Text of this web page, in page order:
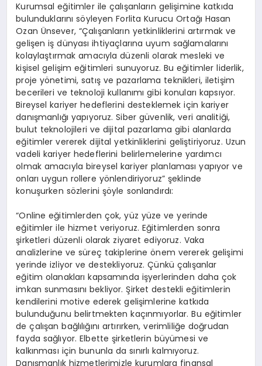
Kurumsal eğitimler ile çalışanların gelişimine katkıda
bulunduklarını söyleyen Forlita Kurucu Ortağı Hasan
Ozan Ünsever, “Çalışanların yetkinliklerini artırmak ve
gelişen iş dünyası ihtiyaçlarına uyum sağlamalarını
kolaylaştırmak amacıyla düzenli olarak mesleki ve
kişisel gelişim eğitimleri sunuyoruz. Bu eğitimler liderlik,
proje yönetimi, satış ve pazarlama teknikleri, iletişim
becerileri ve teknoloji kullanımı gibi konuları kapsıyor.
Bireysel kariyer hedeflerini desteklemek için kariyer
danışmanlığı yapıyoruz. Siber güvenlik, veri analitiği,
bulut teknolojileri ve dijital pazarlama gibi alanlarda
eğitimler vererek dijital yetkinliklerini geliştiriyoruz. Uzun
vadeli kariyer hedeflerini belirlemelerine yardımcı
olmak amacıyla bireysel kariyer planlaması yapıyor ve
onları uygun rollere yönlendiriyoruz” şeklinde
konuşurken sözlerini şöyle sonlandırdı:
“Online eğitimlerden çok, yüz yüze ve yerinde
eğitimler ile hizmet veriyoruz. Eğitimlerden sonra
şirketleri düzenli olarak ziyaret ediyoruz. Vaka
analizlerine ve süreç takiplerine önem vererek gelişimi
yerinde izliyor ve destekliyoruz. Çünkü çalışanlar
eğitim olanakları kapsamında işyerlerinden daha çok
imkan sunmasını bekliyor. Şirket destekli eğitimlerin
kendilerini motive ederek gelişimlerine katkıda
bulunduğunu belirtmekten kaçınmıyorlar. Bu eğitimler
de çalışan bağlılığını artırırken, verimliliğe doğrudan
fayda sağlıyor. Elbette şirketlerin büyümesi ve
kalkınması için bununla da sınırlı kalmıyoruz.
Danışmanlık hizmetlerimizle kurumlara finansal